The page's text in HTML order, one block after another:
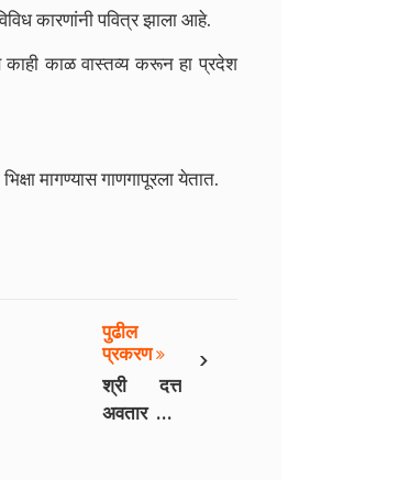
कारणांनी पवित्र झाला आहे.
काही काळ वास्तव्य करून हा प्रदेश
मागण्यास गाणगापूरला येतात.
›
पुढील
प्रकरण
श्री दत्त
अवतार भाग